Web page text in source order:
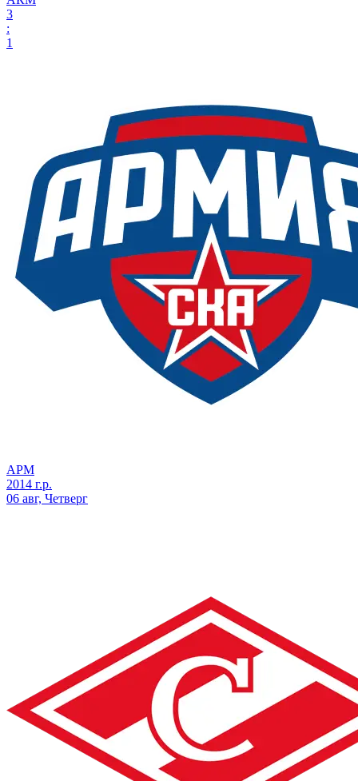
3
:
1
АРМ
2014 г.р.
06 авг, Четверг